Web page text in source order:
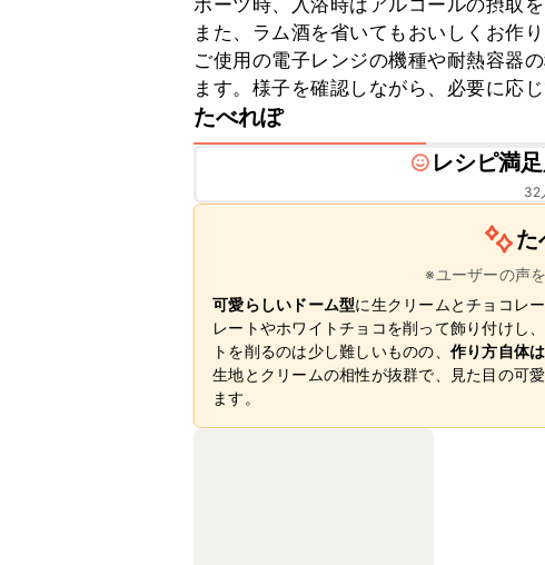
ポーツ時、入浴時はアルコールの摂取を
また、ラム酒を省いてもおいしくお作り
ご使用の電子レンジの機種や耐熱容器
ます。様子を確認しながら、必要に応
たべれぽ
レシピ満
32
た
※ユーザーの声
可愛らしいドーム型に生クリームとチョコレ
レートやホワイトチョコを削って飾り付けし
トを削るのは少し難しいものの、 作り方自体
生地とクリームの相性が抜群で、見た目の可
ます。